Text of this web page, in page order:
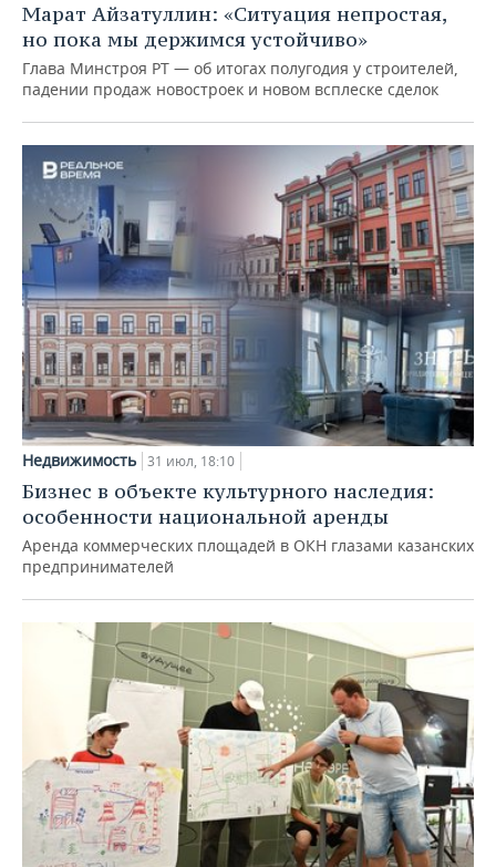
Марат Айзатуллин: «Ситуация непростая,
но пока мы держимся устойчиво»
Глава Минстроя РТ — об итогах полугодия у строителей,
падении продаж новостроек и новом всплеске сделок
Недвижимость 31 июл, 18:10
Бизнес в объекте культурного наследия:
особенности национальной аренды
Аренда коммерческих площадей в ОКН глазами казанских
предпринимателей